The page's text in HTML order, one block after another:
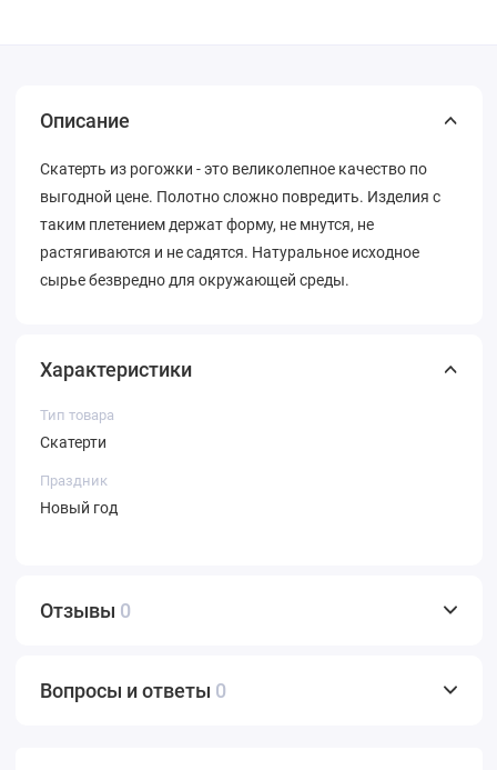
Описание
Скатерть из рогожки - это великолепное качество по
выгодной цене. Полотно сложно повредить. Изделия с
таким плетением держат форму, не мнутся, не
растягиваются и не садятся. Натуральное исходное
сырье безвредно для окружающей среды.
Характеристики
Тип товара
Скатерти
Праздник
Новый год
Отзывы 0
Вопросы и ответы 0